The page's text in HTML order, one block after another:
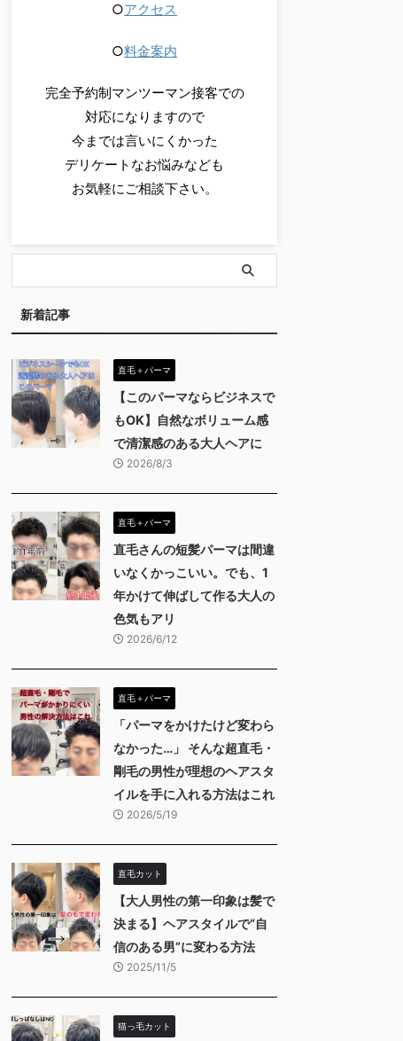
○アクセス
○料金案内
完全予約制マンツーマン接客での
対応になりますので
今までは言いにくかった
デリケートなお悩みなども
お気軽にご相談下さい。
新着記事
直毛＋パーマ
【このパーマならビジネスで
もOK】自然なボリューム感
で清潔感のある大人ヘアに
2026/8/3
直毛＋パーマ
直毛さんの短髪パーマは間違
いなくかっこいい。でも、1
年かけて伸ばして作る大人の
色気もアリ
2026/6/12
直毛＋パーマ
「パーマをかけたけど変わら
なかった…」 そんな超直毛・
剛毛の男性が理想のヘアスタ
イルを手に入れる方法はこれ
2026/5/19
直毛カット
【大人男性の第一印象は髪で
決まる】ヘアスタイルで“自
信のある男”に変わる方法
2025/11/5
猫っ毛カット